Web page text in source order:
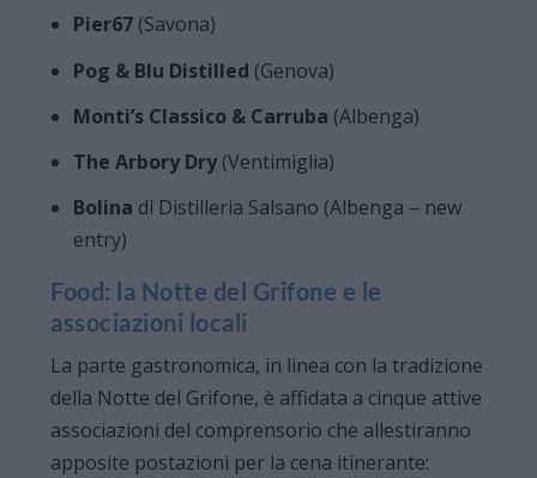
Pier67(Savona)
Pog & Blu Distilled (Genova)
Monti’s Classico & Carruba (Albenga)
The Arbory Dry(Ventimiglia)
Bolina di Distilleria Salsano (Albenga – new
entry)
Food: la Notte del Grifone e le
associazioni locali
La parte gastronomica, in linea con la tradizione
della Notte del Grifone, è affidata a cinque attive
associazioni del comprensorio che allestiranno
apposite postazioni per la cena itinerante: